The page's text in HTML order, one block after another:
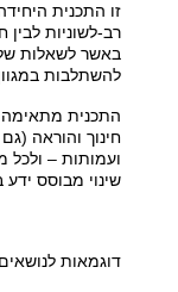
זו התכנית
רב-לשוניות לבין
באשר לשאלות של
להשתלבות
התכנית
חינוך והוראה
ועמותות – ולכל
שינוי מבוסס ידע
דוגמאות